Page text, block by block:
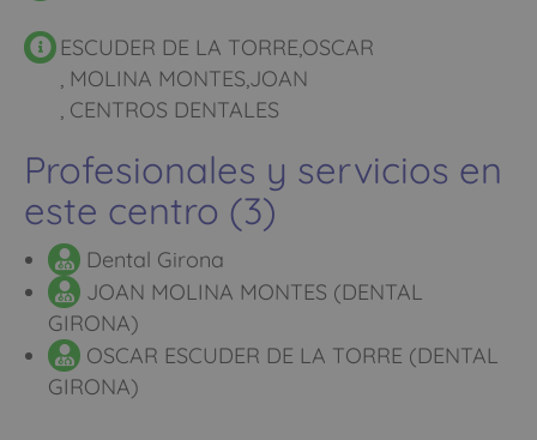
ESCUDER DE LA TORRE,OSCAR
, MOLINA MONTES,JOAN
, CENTROS DENTALES
Profesionales y servicios en
este centro (3)
Dental Girona
JOAN MOLINA MONTES (DENTAL
GIRONA)
OSCAR ESCUDER DE LA TORRE (DENTAL
GIRONA)